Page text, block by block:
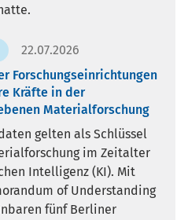
22.07.2026
Forschungseinrichtungen
Kräfte in der
Materialforschung
gelten als Schlüssel
im Zeitalter
Intelligenz (KI). Mit
of Understanding
fünf Berliner